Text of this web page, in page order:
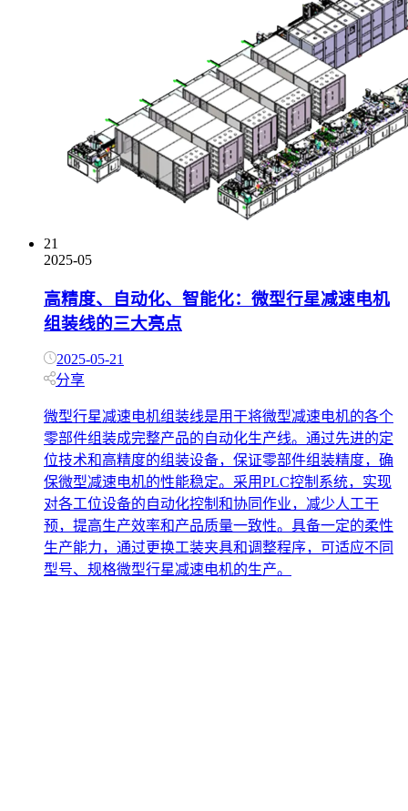
21
2025-05
高精度、自动化、智能化：微型行星减速电机
组装线的三大亮点
2025-05-21
分享
微型行星减速电机组装线是用于将微型减速电机的各个
零部件组装成完整产品的自动化生产线。通过先进的定
位技术和高精度的组装设备，保证零部件组装精度，确
保微型减速电机的性能稳定。采用PLC控制系统，实现
对各工位设备的自动化控制和协同作业，减少人工干
预，提高生产效率和产品质量一致性。具备一定的柔性
生产能力，通过更换工装夹具和调整程序，可适应不同
型号、规格微型行星减速电机的生产。